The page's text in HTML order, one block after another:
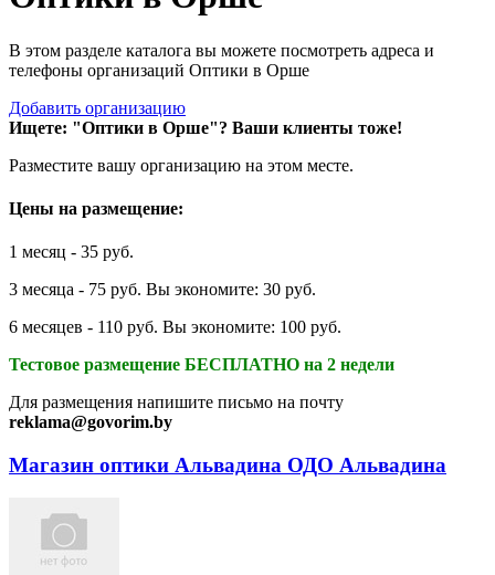
В этом разделе каталога вы можете посмотреть адреса и
телефоны организаций Оптики в Орше
Добавить организацию
Ищете: "Оптики в Орше"? Ваши клиенты тоже!
Разместите вашу организацию на этом месте.
Цены на размещение:
1 месяц - 35 руб.
3 месяца - 75 руб. Вы экономите: 30 руб.
6 месяцев - 110 руб. Вы экономите: 100 руб.
Тестовое размещение БЕСПЛАТНО на 2 недели
Для размещения напишите письмо на почту
reklama@govorim.by
Магазин оптики Альвадина ОДО Альвадина